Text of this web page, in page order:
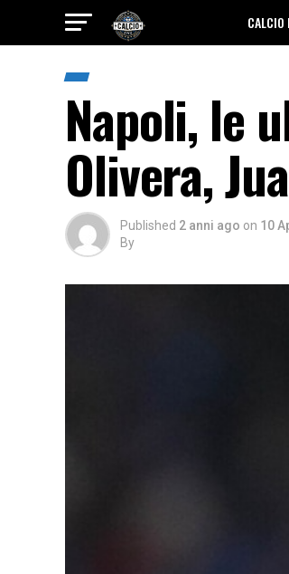
CALCIO
Napoli, le
Olivera,
Published 2 anni ago on 10
By